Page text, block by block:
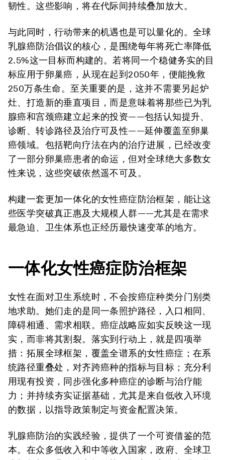
韧性。这些影响，将在代际间持续叠加放大。
与此同时，行动带来的机遇也是可以量化的。全球
乳腺癌防治倡议的核心，是围绕每年将死亡率降低
2.5%这一目标而构建的。若将同一个稳健务实的目
标应用于卵巢癌，从现在起到2050年，便能挽救
250万条生命。至关重要的是，这并不需要另起炉
灶、打造新的垂直项目，而是意味着将那些已为乳
腺癌和宫颈癌建立起来的投资——包括认知提升、
诊断、转诊路径及治疗可及性——延伸覆盖至卵巢
癌领域。包括靶向疗法在内的治疗进展，已经改变
了一部分卵巢癌患者的命运，但对全球绝大多数女
性来说，这些突破依然遥不可及。
构建一套更加一体化的女性癌症防治框架，能让这
些医学突破真正惠及大规模人群——尤其是在需求
最急迫、卫生体系也正经历最快速变革的地方。
一体化女性癌症防治框架
女性在面对卫生系统时，不会按癌症种类分门别类
地求助。她们走的是同一条照护路径，入口相同、
障碍相通、需求相联。癌症战略应如实反映这一现
实，而非将其割裂。落实到行动上，就是四项举
措：拓展全球框架，覆盖全谱系的女性癌症；在系
统路径重叠处，对齐跨癌种的指标与目标；充分利
用现有投资，同步强化多种癌症的诊断与治疗能
力；并持续夯实证据基础，尤其是来自低收入环境
的数据，以指导政策制定与资金配置决策。
乳腺癌防治的实践经验，提供了一个可资借鉴的范
本。在众多低收入和中等收入国家，政府、全球卫